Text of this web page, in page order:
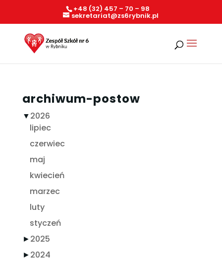
+48 (32) 457 – 70 – 98
sekretariat@zs6rybnik.pl
archiwum-postow
▼2026
lipiec
czerwiec
maj
kwiecień
marzec
luty
styczeń
►2025
►2024